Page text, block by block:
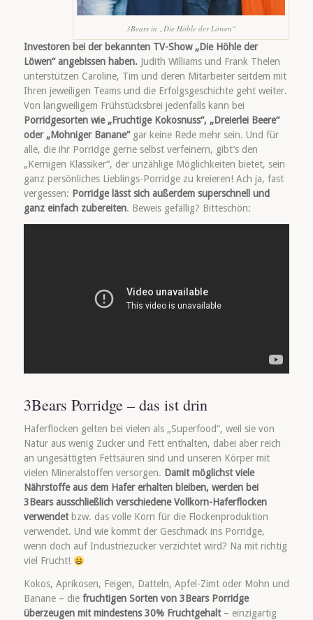
3Bears in „Die Höhle der Löwen“
Investoren bei der bekannten TV-Show „Die Höhle der
Löwen“ angebissen haben.Judith Williams und Frank Thelen
unterstützen Caroline, Tim und deren Mitarbeiter seitdem mit
Ihren jeweiligen Teams und die Erfolgsgeschichte geht weiter.
Von langweiligem Frühstücksbrei jedenfalls kann bei
Porridgesorten wie „Fruchtige Kokosnuss“, „Dreierlei Beere“
oder „Mohniger Banane“gar keine Rede mehr sein. Und für
alle, die ihr Porridge gerne selbst verfeinern, gibt’s den
„Kernigen Klassiker“, der unzählige Möglichkeiten bietet, sein
ganz persönliches Lieblings-Porridge zu kreieren! Ach ja, fast
vergessen: Porridge lässt sich außerdem superschnell und
ganz einfach zubereiten. Beweis gefällig? Bitteschön:
3Bears Porridge – das ist drin
Haferflocken gelten bei vielen als „Superfood“, weil sie von
Natur aus wenig Zucker und Fett enthalten, dabei aber reich
an ungesättigten Fettsäuren sind und unseren Körper mit
vielen Mineralstoffen versorgen. Damit möglichst viele
Nährstoffe aus dem Hafer erhalten bleiben, werden bei
3Bears ausschließlich verschiedene Vollkorn-Haferflocken
verwendetbzw. das volle Korn für die Flockenproduktion
verwendet. Und wie kommt der Geschmack ins Porridge,
wenn doch auf Industriezucker verzichtet wird? Na mit richtig
viel Frucht!
Kokos, Aprikosen, Feigen, Datteln, Apfel-Zimt oder Mohn und
Banane – die fruchtigen Sorten von 3Bears Porridge
überzeugen mit mindestens 30% Fruchtgehalt– einzigartig